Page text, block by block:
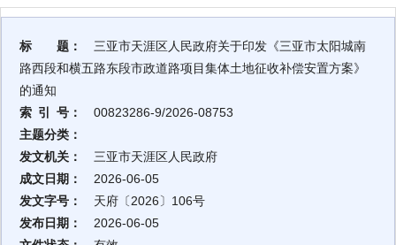
标 题：
三亚市天涯区人民政府关于印发《三亚市太阳城南
路西段和横五路东段市政道路项目集体土地征收补偿安置方案》
的通知
索 引 号：
00823286-9/2026-08753
主题分类：
发文机关：
三亚市天涯区人民政府
成文日期：
2026-06-05
发文字号：
天府〔2026〕106号
发布日期：
2026-06-05